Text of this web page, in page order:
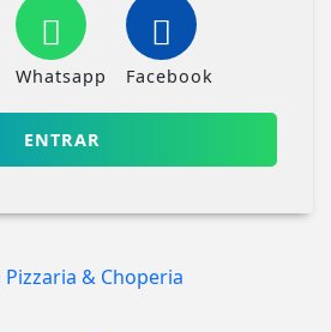
Whatsapp Facebook
ENTRAR